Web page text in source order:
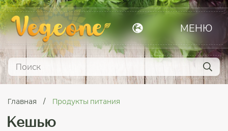
МЕНЮ
Главная Продукты питания
Кешью